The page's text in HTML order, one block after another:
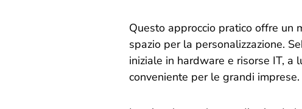
Questo approccio pratico offre un
spazio per la personalizzazione.
iniziale in hardware e risorse IT, a
conveniente per le grandi imprese.